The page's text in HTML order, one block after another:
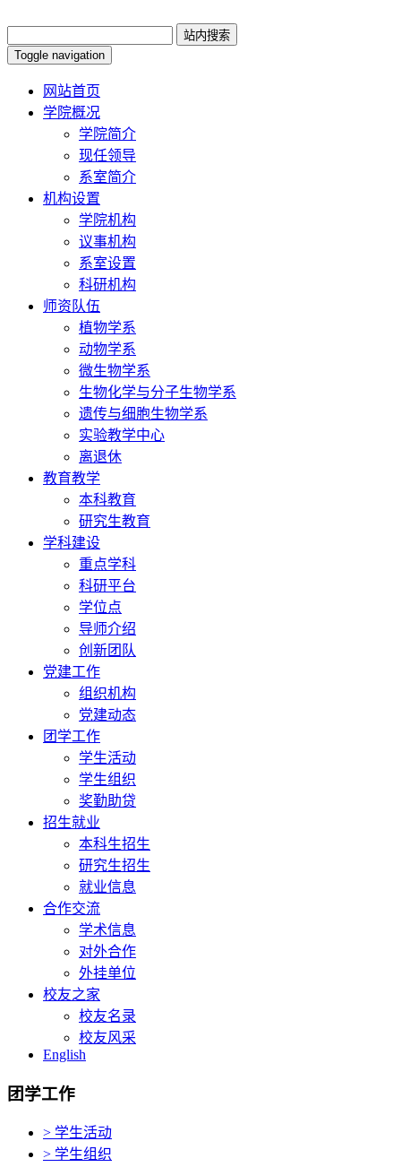
Toggle navigation
网站首页
学院概况
学院简介
现任领导
系室简介
机构设置
学院机构
议事机构
系室设置
科研机构
师资队伍
植物学系
动物学系
微生物学系
生物化学与分子生物学系
遗传与细胞生物学系
实验教学中心
离退休
教育教学
本科教育
研究生教育
学科建设
重点学科
科研平台
学位点
导师介绍
创新团队
党建工作
组织机构
党建动态
团学工作
学生活动
学生组织
奖勤助贷
招生就业
本科生招生
研究生招生
就业信息
合作交流
学术信息
对外合作
外挂单位
校友之家
校友名录
校友风采
English
团学工作
> 学生活动
> 学生组织